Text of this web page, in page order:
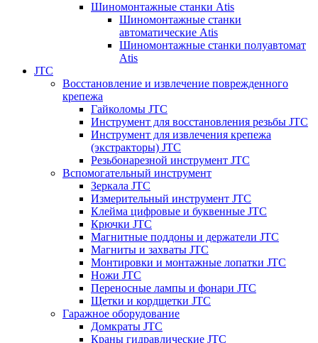
Шиномонтажные станки Atis
Шиномонтажные станки
автоматические Atis
Шиномонтажные станки полуавтомат
Atis
JTC
Восстановление и извлечение поврежденного
крепежа
Гайколомы JTC
Инструмент для восстановления резьбы JTC
Инструмент для извлечения крепежа
(экстракторы) JTC
Резьбонарезной инструмент JTC
Вспомогательный инструмент
Зеркала JTC
Измерительный инструмент JTC
Клейма цифровые и буквенные JTC
Крючки JTC
Магнитные поддоны и держатели JTC
Магниты и захваты JTC
Монтировки и монтажные лопатки JTC
Ножи JTC
Переносные лампы и фонари JTC
Щетки и кордщетки JTC
Гаражное оборудование
Домкраты JTC
Краны гидравлические JTC